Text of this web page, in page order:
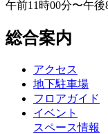
午前11時00分〜午後
総合案内
アクセス
地下駐車場
フロアガイド
イベント
スペース情報